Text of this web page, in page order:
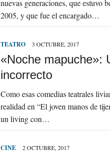
nuevas generaciones, que estuvo
2005, y que fue el encargado…
TEATRO 3 OCTUBRE, 2017
«Noche mapuche»:
incorrecto
Como esas comedias teatrales
realidad en “El joven manos de
un living con…
CINE 2 OCTUBRE, 2017